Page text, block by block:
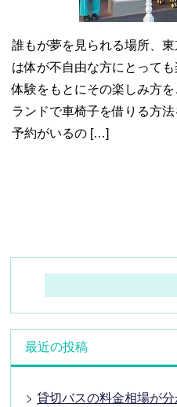
誰もが夢を見られる場所、
は体が不自由な方にとって
体験をもとにその楽しみ方
ランドで車椅子を借りる方
予約がいるの […]
最近の投稿
貸切バスの料金相場が